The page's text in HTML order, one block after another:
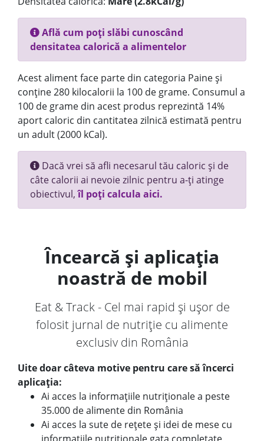
Află cum poți slăbi cunoscând
densitatea calorică a alimentelor
Acest aliment face parte din categoria Paine și
conține 280 kilocalorii la 100 de grame. Consumul a
100 de grame din acest produs reprezintă 14%
aport caloric din cantitatea zilnică estimată pentru
un adult (2000 kCal).
Dacă vrei să afli necesarul tău caloric și de
câte calorii ai nevoie zilnic pentru a-ți atinge
obiectivul,îl poți calcula aici.
Încearcă și aplicația
noastră de mobil
Eat & Track - Cel mai rapid și ușor de
folosit jurnal de nutriție cu alimente
exclusiv din România
Uite doar câteva motive pentru care să încerci
aplicația:
Ai acces la informațiile nutriționale a peste
35.000 de alimente din România
Ai acces la sute de rețete și idei de mese cu